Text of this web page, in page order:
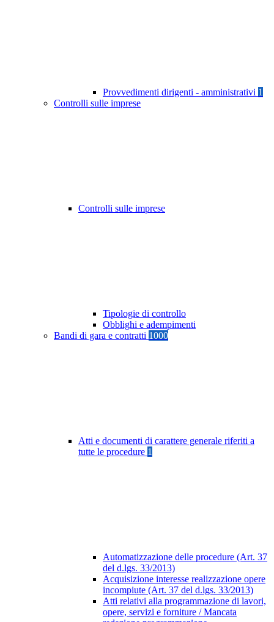
Provvedimenti dirigenti - amministrativi 1
Controlli sulle imprese
Controlli sulle imprese
Tipologie di controllo
Obblighi e adempimenti
Bandi di gara e contratti 1000
Atti e documenti di carattere generale riferiti a
tutte le procedure 1
Automatizzazione delle procedure (Art. 37
del d.lgs. 33/2013)
Acquisizione interesse realizzazione opere
incompiute (Art. 37 del d.lgs. 33/2013)
Atti relativi alla programmazione di lavori,
opere, servizi e forniture / Mancata